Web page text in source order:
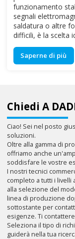
funzionamento
segnali
saldatura o altre
difficili, è la scelta
Saperne di più
Chiedi A
Ciao! Sei nel posto
soluzioni.
Oltre alla gamma di
offriamo anche
soddisfare le vostre
I nostri tecnici
completo a tutti i livelli
alla selezione del
linea di produzione
sottostante per
esigenze. Ti
Seleziona il tipo di
guiderà nella tua